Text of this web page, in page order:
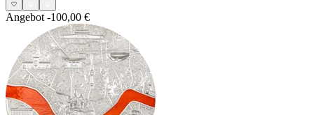
Angebot -100,00 €